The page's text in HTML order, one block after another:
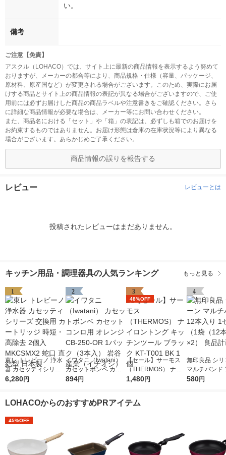
い。
備考
ご注意【免責】
アスクル（LOHACO）では、サイト上に最新の商品情報を表示するよう努めて
おりますが、メーカーの都合等により、商品規格・仕様（容量、パッケージ、
原材料、原産国など）が変更される場合がございます。このため、実際にお届
けする商品とサイト上の商品情報の表記が異なる場合がございますので、ご使
用前には必ずお届けした商品の商品ラベルや注意書きをご確認ください。さら
に詳細な商品情報が必要な場合は、メーカー等にお問い合わせください。
また、商品名における「セット」や「箱」の表記は、必ずしも箱でのお届けを
お約束するものではありません。お届け形態は倉庫の在庫状況等により異なる
場合がございます。あらかじめご了承ください。
商品情報の誤りを報告する
レビュー レビューとは
投稿されたレビューはまだありません。
キッチン用品・調理器具の人気ランキング もっと見る
1
東レ トレビーノ 浄水
器 カセッティシリー
ズ 交換用 カートリッ
結型 日本製
6,280円
2
イワタニ（Iwatani）
カセットボンベ カセ
ットコンロ用 オレン
（イチオシ）
894円
3
48%OFF
【セール】サーモス
（THERMOS） ナイ
ロントング キッチン
1,480円
4
無印良品 シリ
マルチバンド
り 1セット（
580円
LOHACOからのおすすめPRアイテム
45%OFF